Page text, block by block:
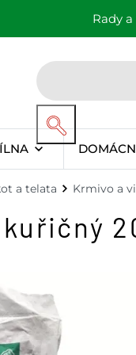
Rady
a telata Krmivo a